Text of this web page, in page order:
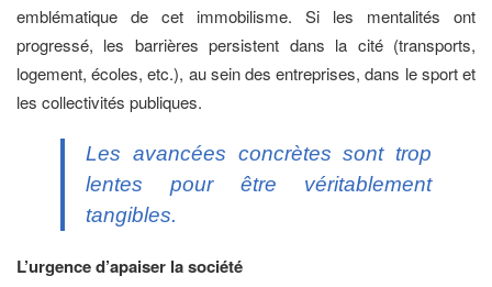
emblématique de cet immobilisme. Si les mentalités ont
progressé, les barrières persistent dans la cité (transports,
logement, écoles, etc.), au sein des entreprises, dans le sport et
les collectivités publiques.
Les avancées concrètes sont trop
lentes pour être véritablement
tangibles.
L’urgence d’apaiser la société